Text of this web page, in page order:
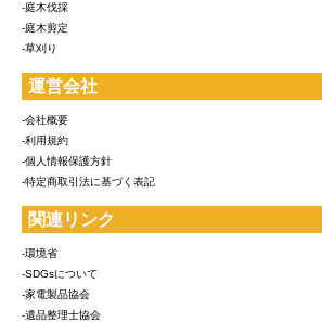
-庭木伐採
-庭木剪定
-草刈り
運営会社
-会社概要
-利用規約
-個人情報保護方針
-特定商取引法に基づく表記
関連リンク
-環境省
-SDGsについて
-家電製品協会
-遺品整理士協会